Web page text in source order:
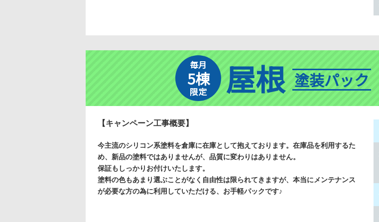
毎月
5棟
限定 屋根 塗装パック
【キャンペーン工事概要】
今主流のシリコン系塗料を倉庫に在庫として抱えております。在庫品を利用するた
め、新品の塗料ではありませんが、品質に変わりはありません。
保証もしっかりお付けいたします。
塗料の色もあまり選ぶことがなく自由性は限られてきますが、本当にメンテナンス
が必要な方の為に利用していただける、お手軽パックです♪